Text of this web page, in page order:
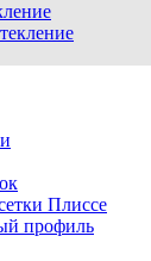
Плиссе
профиль